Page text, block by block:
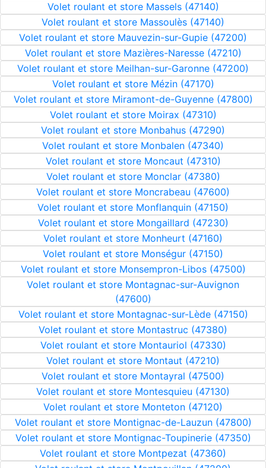
Volet roulant et store Massels (47140)
Volet roulant et store Massoulès (47140)
Volet roulant et store Mauvezin-sur-Gupie (47200)
Volet roulant et store Mazières-Naresse (47210)
Volet roulant et store Meilhan-sur-Garonne (47200)
Volet roulant et store Mézin (47170)
Volet roulant et store Miramont-de-Guyenne (47800)
Volet roulant et store Moirax (47310)
Volet roulant et store Monbahus (47290)
Volet roulant et store Monbalen (47340)
Volet roulant et store Moncaut (47310)
Volet roulant et store Monclar (47380)
Volet roulant et store Moncrabeau (47600)
Volet roulant et store Monflanquin (47150)
Volet roulant et store Mongaillard (47230)
Volet roulant et store Monheurt (47160)
Volet roulant et store Monségur (47150)
Volet roulant et store Monsempron-Libos (47500)
Volet roulant et store Montagnac-sur-Auvignon
(47600)
Volet roulant et store Montagnac-sur-Lède (47150)
Volet roulant et store Montastruc (47380)
Volet roulant et store Montauriol (47330)
Volet roulant et store Montaut (47210)
Volet roulant et store Montayral (47500)
Volet roulant et store Montesquieu (47130)
Volet roulant et store Monteton (47120)
Volet roulant et store Montignac-de-Lauzun (47800)
Volet roulant et store Montignac-Toupinerie (47350)
Volet roulant et store Montpezat (47360)